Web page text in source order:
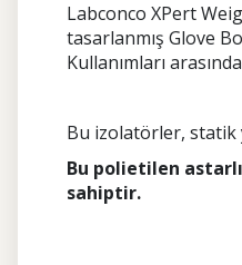
Labconco XPert
tasarlanmış Glove
Kullanımları
Bu izolatörler, statik
Bu polietilen
sahiptir.